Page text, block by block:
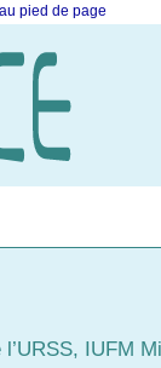
pied de page
IUFM